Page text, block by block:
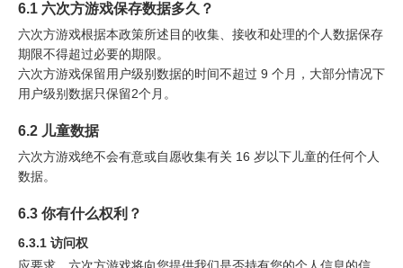
6.1 六次方游戏保存数据多久？
六次方游戏根据本政策所述目的收集、接收和处理的个人数据保存
期限不得超过必要的期限。
六次方游戏保留用户级别数据的时间不超过 9 个月，大部分情况下
用户级别数据只保留2个月。
6.2 儿童数据
六次方游戏绝不会有意或自愿收集有关 16 岁以下儿童的任何个人
数据。
6.3 你有什么权利？
6.3.1 访问权